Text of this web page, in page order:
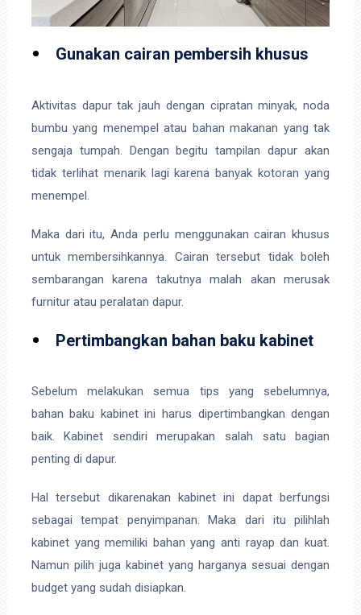
Gunakan cairan pembersih khusus
Aktivitas dapur tak jauh dengan cipratan minyak, noda
bumbu yang menempel atau bahan makanan yang tak
sengaja tumpah. Dengan begitu tampilan dapur akan
tidak terlihat menarik lagi karena banyak kotoran yang
menempel.
Maka dari itu, Anda perlu menggunakan cairan khusus
untuk membersihkannya. Cairan tersebut tidak boleh
sembarangan karena takutnya malah akan merusak
furnitur atau peralatan dapur.
Pertimbangkan bahan baku kabinet
Sebelum melakukan semua tips yang sebelumnya,
bahan baku kabinet ini harus dipertimbangkan dengan
baik. Kabinet sendiri merupakan salah satu bagian
penting di dapur.
Hal tersebut dikarenakan kabinet ini dapat berfungsi
sebagai tempat penyimpanan. Maka dari itu pilihlah
kabinet yang memiliki bahan yang anti rayap dan kuat.
Namun pilih juga kabinet yang harganya sesuai dengan
budget yang sudah disiapkan.